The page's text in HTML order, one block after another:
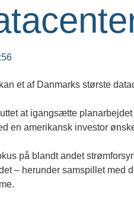
et af Danmarks største
at igangsætte
en amerikansk investor
på blandt andet
– herunder samspillet med